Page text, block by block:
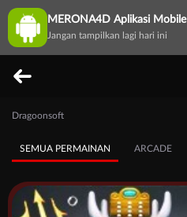
MERONA4D Aplikasi Mobile
Jangan tampilkan lagi hari ini
Dragoonsoft
SEMUA PERMAINAN ARCADE